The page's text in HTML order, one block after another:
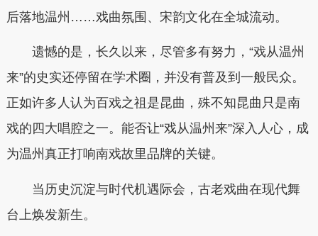
后落地温州……戏曲氛围、宋韵文化在全城流动。
遗憾的是，长久以来，尽管多有努力，“戏从温州
来”的史实还停留在学术圈，并没有普及到一般民众。
正如许多人认为百戏之祖是昆曲，殊不知昆曲只是南
戏的四大唱腔之一。能否让“戏从温州来”深入人心，成
为温州真正打响南戏故里品牌的关键。
当历史沉淀与时代机遇际会，古老戏曲在现代舞
台上焕发新生。